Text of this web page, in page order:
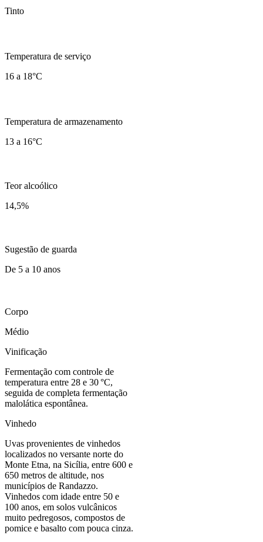
Tinto
Temperatura de serviço
16 a 18°C
Temperatura de armazenamento
13 a 16°C
Teor alcoólico
14,5%
Sugestão de guarda
De 5 a 10 anos
Corpo
Médio
Vinificação
Fermentação com controle de
temperatura entre 28 e 30 °C,
seguida de completa fermentação
malolática espontânea.
Vinhedo
Uvas provenientes de vinhedos
localizados no versante norte do
Monte Etna, na Sicília, entre 600 e
650 metros de altitude, nos
municípios de Randazzo.
Vinhedos com idade entre 50 e
100 anos, em solos vulcânicos
muito pedregosos, compostos de
pomice e basalto com pouca cinza.